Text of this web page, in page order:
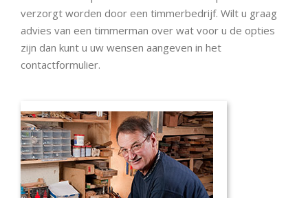
verzorgt worden door een timmerbedrijf. Wilt u graag
advies van een timmerman over wat voor u de opties
zijn dan kunt u uw wensen aangeven in het
contactformulier.